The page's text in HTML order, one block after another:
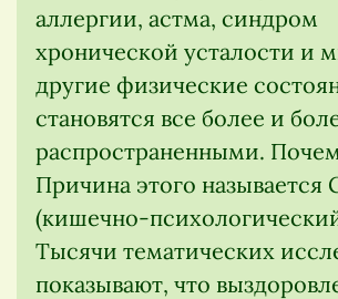
аллергии, астма, синдром
хронической усталости и
другие физические
становятся все более и
распространенными.
Причина этого называется
(кишечно-
Тысячи тематических
показывают, что